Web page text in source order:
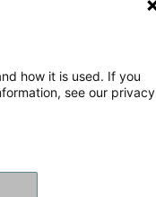
how it is used. If you
see our privacy